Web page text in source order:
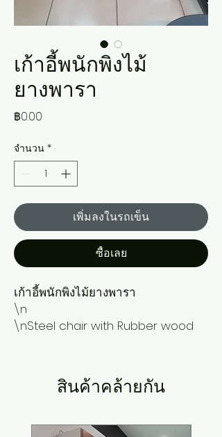
เก้าอี้พนักพิงไม้
ยางพารา
฿0.00
จำนวน *
เพิ่มลงในรถเข็น
ซื้อเลย
เก้าอี้พนักพิงไม้ยางพารา
\n
\nSteel chair with Rubber wood
สินค้าคล้ายกัน